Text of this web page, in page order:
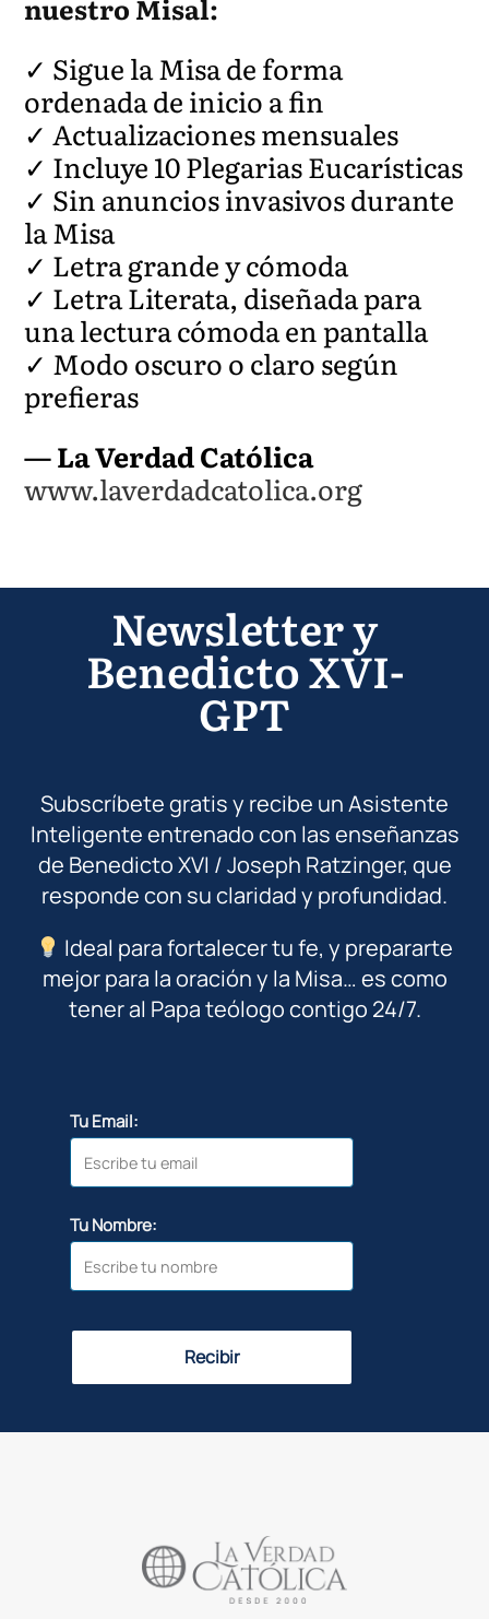
nuestro Misal:
✓ Sigue la Misa de forma
ordenada de inicio a fin
✓ Actualizaciones mensuales
✓ Incluye 10 Plegarias Eucarísticas
✓ Sin anuncios invasivos durante
la Misa
✓ Letra grande y cómoda
✓ Letra Literata, diseñada para
una lectura cómoda en pantalla
✓ Modo oscuro o claro según
prefieras
— La Verdad Católica
www.laverdadcatolica.org
Newsletter y
Benedicto XVI-
GPT
Subscríbete gratis y recibe un Asistente
Inteligente entrenado con las enseñanzas
de Benedicto XVI / Joseph Ratzinger, que
responde con su claridad y profundidad.
Ideal para fortalecer tu fe, y prepararte
mejor para la oración y la Misa… es como
tener al Papa teólogo contigo 24/7.
Tu Email:
Tu Nombre:
Recibir